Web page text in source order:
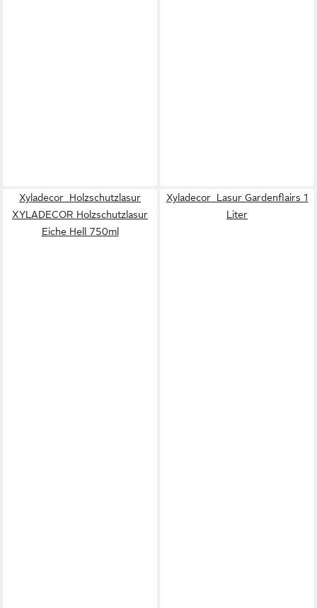
Xyladecor Holzschutzlasur
XYLADECOR Holzschutzlasur
Eiche Hell 750ml
Xyladecor Lasur Gardenflairs 1
Liter